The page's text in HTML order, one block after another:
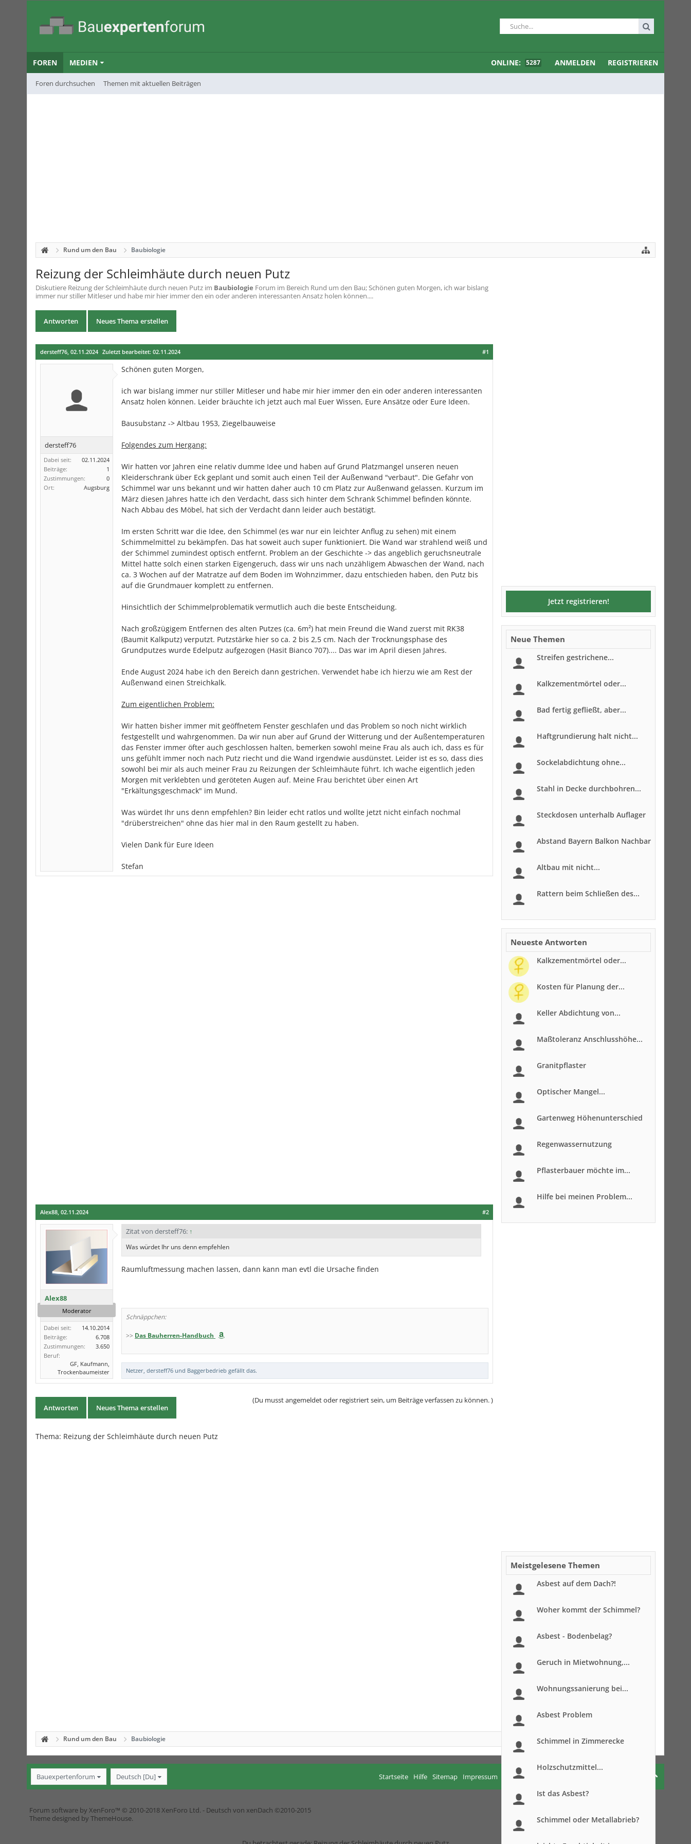
FOREN
Foren durchsuchen Themen mit aktuellen Beiträgen
MEDIEN ONLINE: 5287 ANMELDEN REGISTRIEREN
Rund um den Bau Baubiologie
Reizung der Schleimhäute durch neuen Putz
Diskutiere Reizung der Schleimhäute durch neuen Putz im Baubiologie Forum im Bereich Rund um den Bau; Schönen guten Morgen, ich war bislang
immer nur stiller Mitleser und habe mir hier immer den ein oder anderen interessanten Ansatz holen können....
Antworten Neues Thema erstellen
#1
dersteff76, 02.11.2024 Zuletzt bearbeitet: 02.11.2024
dersteff76
Dabei seit:
02.11.2024
Beiträge:
1
Zustimmungen:
0
Ort:
Augsburg
Schönen guten Morgen,
ich war bislang immer nur stiller Mitleser und habe mir hier immer den ein oder anderen interessanten
Ansatz holen können. Leider bräuchte ich jetzt auch mal Euer Wissen, Eure Ansätze oder Eure Ideen.
Bausubstanz -> Altbau 1953, Ziegelbauweise
Folgendes zum Hergang:
Wir hatten vor Jahren eine relativ dumme Idee und haben auf Grund Platzmangel unseren neuen
Kleiderschrank über Eck geplant und somit auch einen Teil der Außenwand "verbaut". Die Gefahr von
Schimmel war uns bekannt und wir hatten daher auch 10 cm Platz zur Außenwand gelassen. Kurzum im
März diesen Jahres hatte ich den Verdacht, dass sich hinter dem Schrank Schimmel befinden könnte.
Nach Abbau des Möbel, hat sich der Verdacht dann leider auch bestätigt.
Im ersten Schritt war die Idee, den Schimmel (es war nur ein leichter Anflug zu sehen) mit einem
Schimmelmittel zu bekämpfen. Das hat soweit auch super funktioniert. Die Wand war strahlend weiß und
der Schimmel zumindest optisch entfernt. Problem an der Geschichte -> das angeblich geruchsneutrale
Mittel hatte solch einen starken Eigengeruch, dass wir uns nach unzähligem Abwaschen der Wand, nach
ca. 3 Wochen auf der Matratze auf dem Boden im Wohnzimmer, dazu entschieden haben, den Putz bis
auf die Grundmauer komplett zu entfernen.
Hinsichtlich der Schimmelproblematik vermutlich auch die beste Entscheidung.
Nach großzügigem Entfernen des alten Putzes (ca. 6m²) hat mein Freund die Wand zuerst mit RK38
(Baumit Kalkputz) verputzt. Putzstärke hier so ca. 2 bis 2,5 cm. Nach der Trocknungsphase des
Grundputzes wurde Edelputz aufgezogen (Hasit Bianco 707).... Das war im April diesen Jahres.
Ende August 2024 habe ich den Bereich dann gestrichen. Verwendet habe ich hierzu wie am Rest der
Außenwand einen Streichkalk.
Zum eigentlichen Problem:
Wir hatten bisher immer mit geöffnetem Fenster geschlafen und das Problem so noch nicht wirklich
festgestellt und wahrgenommen. Da wir nun aber auf Grund der Witterung und der Außentemperaturen
das Fenster immer öfter auch geschlossen halten, bemerken sowohl meine Frau als auch ich, dass es für
uns gefühlt immer noch nach Putz riecht und die Wand irgendwie ausdünstet. Leider ist es so, dass dies
sowohl bei mir als auch meiner Frau zu Reizungen der Schleimhäute führt. Ich wache eigentlich jeden
Morgen mit verklebten und geröteten Augen auf. Meine Frau berichtet über einen Art
"Erkältungsgeschmack" im Mund.
Was würdet Ihr uns denn empfehlen? Bin leider echt ratlos und wollte jetzt nicht einfach nochmal
"drüberstreichen" ohne das hier mal in den Raum gestellt zu haben.
Vielen Dank für Eure Ideen
Stefan
#2
Alex88, 02.11.2024
Alex88
Moderator
Dabei seit:
14.10.2014
Beiträge:
6.708
Zustimmungen:
3.650
Beruf:
GF, Kaufmann,
Trockenbaumeister
Zitat von dersteff76: ↑
Was würdet Ihr uns denn empfehlen
Raumluftmessung machen lassen, dann kann man evtl die Ursache finden
Schnäppchen:
>> Das Bauherren-Handbuch
Netzer, dersteff76 und Baggerbedrieb gefällt das.
Antworten Neues Thema erstellen
(Du musst angemeldet oder registriert sein, um Beiträge verfassen zu können. )
Thema: Reizung der Schleimhäute durch neuen Putz
Jetzt registrieren!
Neue Themen
Streifen gestrichene...
Kalkzementmörtel oder...
Bad fertig gefließt, aber...
Haftgrundierung halt nicht...
Sockelabdichtung ohne...
Stahl in Decke durchbohren...
Steckdosen unterhalb Auflager
Abstand Bayern Balkon Nachbar
Altbau mit nicht...
Rattern beim Schließen des...
Neueste Antworten
Kalkzementmörtel oder...
Kosten für Planung der...
Keller Abdichtung von...
Maßtoleranz Anschlusshöhe...
Granitpflaster
Optischer Mangel...
Gartenweg Höhenunterschied
Regenwassernutzung
Pflasterbauer möchte im...
Hilfe bei meinen Problem...
Meistgelesene Themen
Asbest auf dem Dach?!
Woher kommt der Schimmel?
Asbest - Bodenbelag?
Geruch in Mietwohnung,...
Wohnungssanierung bei...
Asbest Problem
Schimmel in Zimmerecke
Holzschutzmittel...
Ist das Asbest?
Schimmel oder Metallabrieb?
Rund um den Bau Baubiologie
Bauexpertenforum Deutsch [Du] Startseite Hilfe Sitemap Impressum Nutzungsbedingungen
Forum software by XenForo™ © 2010-2018 XenForo Ltd. - Deutsch von xenDach ©2010-2015
Theme designed by ThemeHouse.